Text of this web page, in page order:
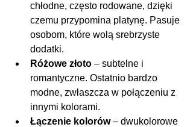
chłodne, często rodowane, dzięki
czemu przypomina platynę. Pasuje
osobom, które wolą srebrzyste
dodatki.
Różowe złoto – subtelne i
romantyczne. Ostatnio bardzo
modne, zwłaszcza w połączeniu z
innymi kolorami.
Łączenie kolorów – dwukolorowe